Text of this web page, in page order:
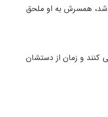
همسرش به او ملحق
کنند و زمان از دستشان